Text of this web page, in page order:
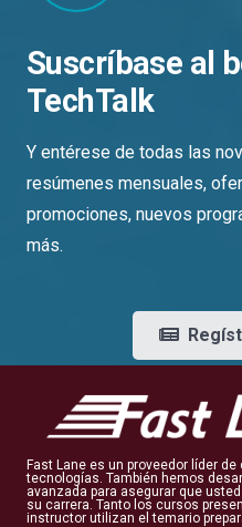
Suscríbase al
TechTalk
Y entérese de todas las
resúmenes mensuales,
promociones, nuevos
más.
Fast Lane es un proveedor líder
tecnologías. También hemos
avanzada para asegurar que
su carrera. Tanto los cursos
instructor utilizan el temario